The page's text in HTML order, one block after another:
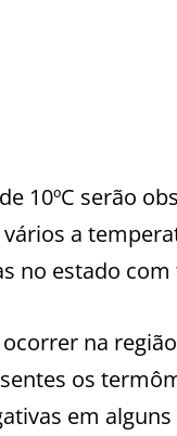
10ºC serão
a
no estado
na
os
em